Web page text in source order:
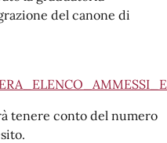
del canone di
tenere conto del numero